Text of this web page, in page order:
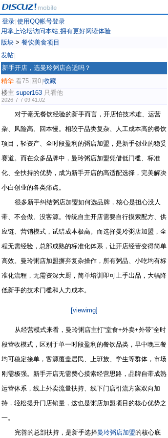
登录 使用QQ帐号登录
用掌上论坛访问本站,拥有更好阅读体验
版块 > 餐饮美食项目
发帖
新手开店，选曼玲粥店合适吗？
精华 看75 回0 收藏
楼主 super163 只看他
2026-7-7 09:41:02
对于毫无餐饮经验的新手而言，开店怕技术难、运营
杂、风险高、回本慢。相较于品类复杂、人工成本高的餐饮
项目，轻资产、全时段盈利的粥店加盟，是新手创业的稳妥
赛道。而在众多品牌中，曼玲粥店加盟凭借低门槛、标准
化、全扶持的优势，成为新手开店的高适配选择，完美解决
小白创业的各类痛点。
很多新手纠结粥店加盟如何选品牌，核心是担心没人
带、不会做、没客源。传统自主开店需要自行摸索配方、供
应链、营销模式，试错成本极高。而选择曼玲粥店加盟，全
程无需经验，总部成熟的标准化体系，让开店经营变得简单
高效。曼玲粥店加盟摒弃复杂操作，所有粥品、小吃均有标
准化流程，无需资深大厨，简单培训即可上手出品，大幅降
低新手的技术门槛和人力成本。
[viewimg]
从经营模式来看，曼玲粥店主打“堂食+外卖+外带”全时
段营收模式，区别于单一时段盈利的餐饮品类，早中晚三餐
均可稳定接单，客源覆盖居民、上班族、学生等群体，市场
刚需极强。新手开店无需费心摸索经营思路，品牌自带成熟
运营体系，线上外卖流量扶持、线下门店引流方案双向加
持，轻松提升门店销量，这也是粥店加盟项目的核心优势之
一。
完善的总部扶持，是新手选择曼玲粥店加盟的核心底